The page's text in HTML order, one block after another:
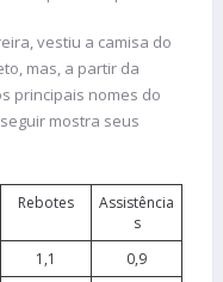
vestiu a camisa do
mas, a partir da
principais nomes do
mostra seus
Rebotes
Assistência
s
1,1
0,9